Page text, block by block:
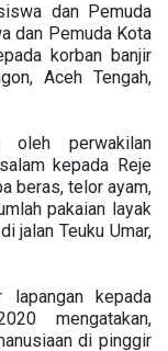
dan Pemuda
dan Pemuda Kota
korban banjir
Aceh Tengah,
oleh perwakilan
kepada Reje
beras, telor ayam,
pakaian layak
jalan Teuku Umar,
lapangan kepada
mengatakan,
di pinggir